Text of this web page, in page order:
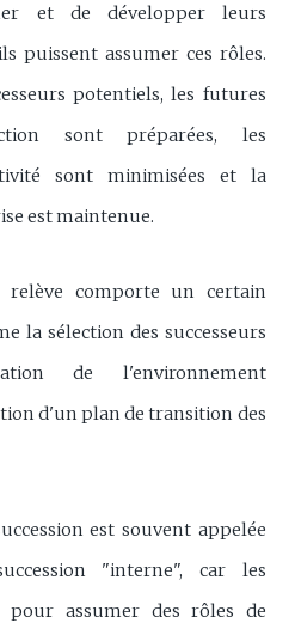
et de développer leurs
puissent assumer ces rôles.
potentiels, les futures
sont préparées, les
sont minimisées et la
est maintenue.
comporte un certain
la sélection des successeurs
de l'environnement
d'un plan de transition des
est souvent appelée
"interne", car les
pour assumer des rôles de